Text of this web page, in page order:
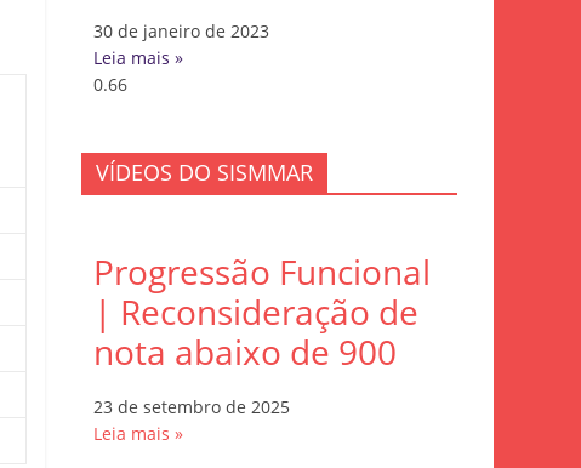
30 de janeiro de 2023
Leia mais »
VÍDEOS DO SISMMAR
Progressão Funcional
| Reconsideração de
nota abaixo de 900
23 de setembro de 2025
Leia mais »